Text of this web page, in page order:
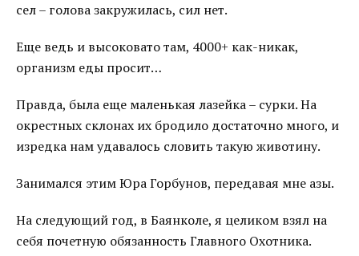
сел – голова закружилась, сил нет.
Еще ведь и высоковато там, 4000+ как-никак,
организм еды просит…
Правда, была еще маленькая лазейка – сурки. На
окрестных склонах их бродило достаточно много, и
изредка нам удавалось словить такую животину.
Занимался этим Юра Горбунов, передавая мне азы.
На следующий год, в Баянколе, я целиком взял на
себя почетную обязанность Главного Охотника.